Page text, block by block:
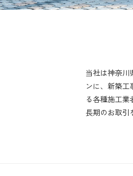
当社は神奈川
ンに、新築
る各種施工業
長期のお取引